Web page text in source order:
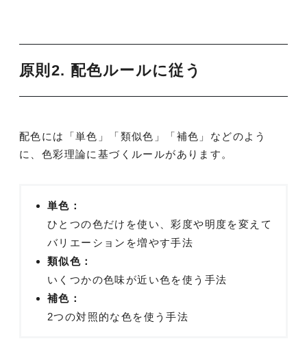
原則2. 配色ルールに従う
配色には「単色」「類似色」「補色」などのよう
に、色彩理論に基づくルールがあります。
単色：
ひとつの色だけを使い、彩度や明度を変えて
バリエーションを増やす手法
類似色：
いくつかの色味が近い色を使う手法
補色：
2つの対照的な色を使う手法